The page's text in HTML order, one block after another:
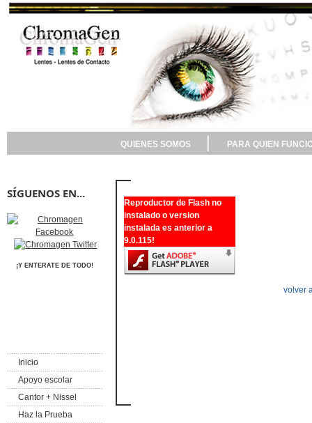
QUIENES SOMOS PARA QUIEN
Reproductor de Flash no
instalado o version
instalada es anterior a
9.0.115!
volver
SÍGUENOS EN...
¡Y ENTERATE DE TODO!
Inicio
Apoyo escolar
Cantor + Nissel
Haz la Prueba